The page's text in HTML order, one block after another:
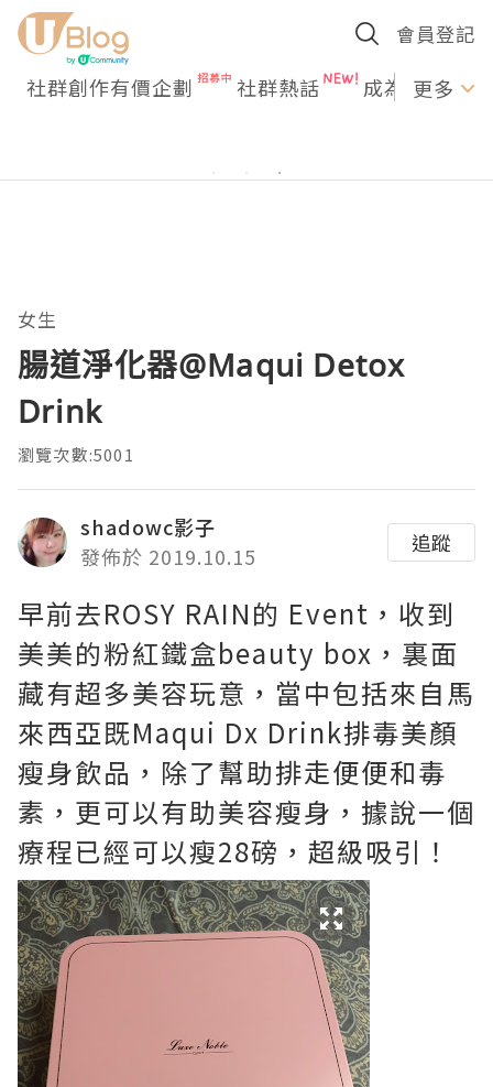
會員登記
社群創作有價企劃 社群熱話 成為U更多
女生
腸道淨化器@Maqui Detox
Drink
瀏覽次數:5001
shadowc影子
發佈於 2019.10.15
追蹤
早前去ROSY RAIN的 Event，收到
美美的粉紅鐵盒beauty box，裏面
藏有超多美容玩意，當中包括來自馬
來西亞既Maqui Dx Drink排毒美顏
瘦身飲品，除了幫助排走便便和毒
素，更可以有助美容瘦身，據說一個
療程已經可以瘦28磅，超級吸引！